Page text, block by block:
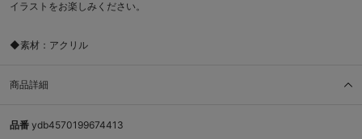
イラストをお楽しみください。
◆素材：アクリル
商品詳細
品番 ydb4570199674413